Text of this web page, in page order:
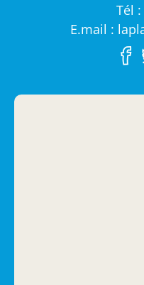
Tél
E.mail :